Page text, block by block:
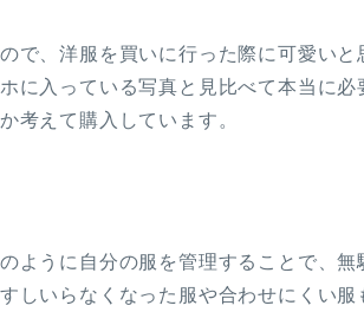
で、洋服を買いに行った際に可愛い
に入っている写真と見比べて本当に
考えて購入しています。
ように自分の服を管理することで、
しいらなくなった服や合わせにくい